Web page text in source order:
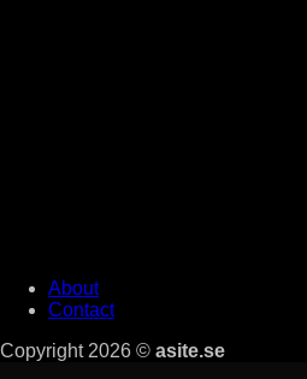
About
Contact
Copyright 2026 © asite.se